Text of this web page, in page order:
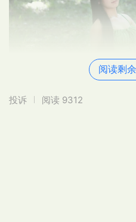
阅读剩
投诉 阅读 9312